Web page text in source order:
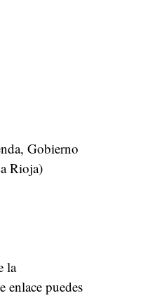
Gobierno
Rioja)
la
enlace puedes